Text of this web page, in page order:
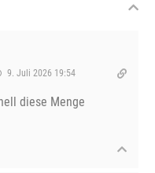
9. Juli 2026 19:54
diese Menge